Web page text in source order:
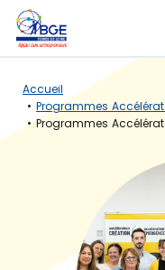
Accueil
Programmes
Programmes
Panneau de gestion des